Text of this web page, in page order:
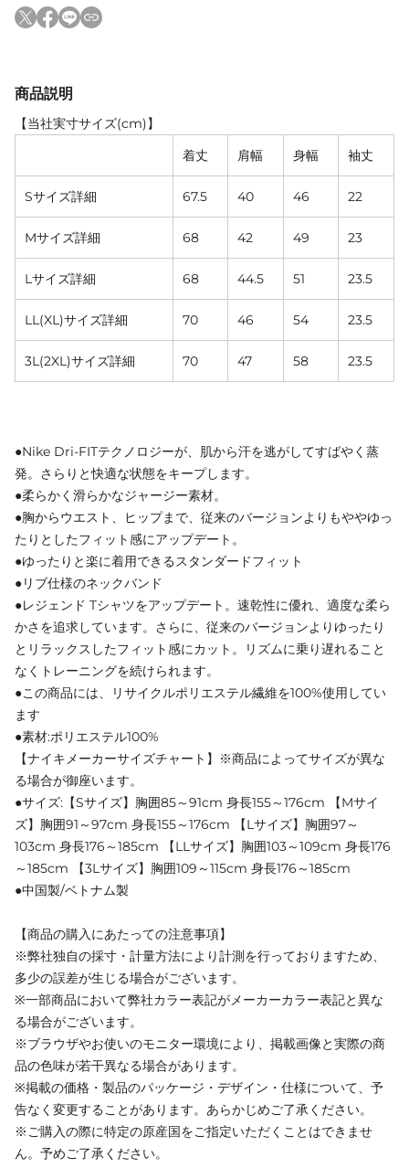
商品説明
【当社実寸サイズ(cm)】
着丈
肩幅 身幅 袖丈
Sサイズ詳細 67.5 40 46 22
Mサイズ詳細 68 42 49 23
Lサイズ詳細 68 44.5 51 23.5
LL(XL)サイズ詳細 70 46 54 23.5
3L(2XL)サイズ詳細 70 47 58 23.5
●Nike Dri-FITテクノロジーが、肌から汗を逃がしてすばやく蒸
発。さらりと快適な状態をキープします。
●柔らかく滑らかなジャージー素材。
●胸からウエスト、ヒップまで、従来のバージョンよりもややゆっ
たりとしたフィット感にアップデート。
●ゆったりと楽に着用できるスタンダードフィット
●リブ仕様のネックバンド
●レジェンド Tシャツをアップデート。速乾性に優れ、適度な柔ら
かさを追求しています。さらに、従来のバージョンよりゆったり
とリラックスしたフィット感にカット。リズムに乗り遅れること
なくトレーニングを続けられます。
●この商品には、リサイクルポリエステル繊維を100%使用してい
ます
●素材:ポリエステル100%
【ナイキメーカーサイズチャート】※商品によってサイズが異な
る場合が御座います。
●サイズ:【Sサイズ】胸囲85～91cm 身長155～176cm 【Mサイ
ズ】胸囲91～97cm 身長155～176cm 【Lサイズ】胸囲97～
103cm 身長176～185cm 【LLサイズ】胸囲103～109cm 身長176
～185cm 【3Lサイズ】胸囲109～115cm 身長176～185cm
●中国製/ベトナム製
【商品の購入にあたっての注意事項】
※弊社独自の採寸・計量方法により計測を行っておりますため、
多少の誤差が生じる場合がございます。
※一部商品において弊社カラー表記がメーカーカラー表記と異な
る場合がございます。
※ブラウザやお使いのモニター環境により、掲載画像と実際の商
品の色味が若干異なる場合があります。
※掲載の価格・製品のパッケージ・デザイン・仕様について、予
告なく変更することがあります。あらかじめご了承ください。
※ご購入の際に特定の原産国をご指定いただくことはできませ
ん。予めご了承ください。